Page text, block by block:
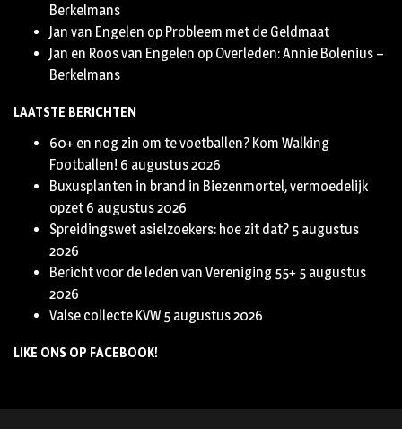
Berkelmans
Jan van Engelen op Probleem met de Geldmaat
Jan en Roos van Engelen op Overleden: Annie Bolenius –
Berkelmans
LAATSTE BERICHTEN
60+ en nog zin om te voetballen? Kom Walking
Footballen! 6 augustus 2026
Buxusplanten in brand in Biezenmortel, vermoedelijk
opzet 6 augustus 2026
Spreidingswet asielzoekers: hoe zit dat? 5 augustus
2026
Bericht voor de leden van Vereniging 55+ 5 augustus
2026
Valse collecte KVW 5 augustus 2026
LIKE ONS OP FACEBOOK!